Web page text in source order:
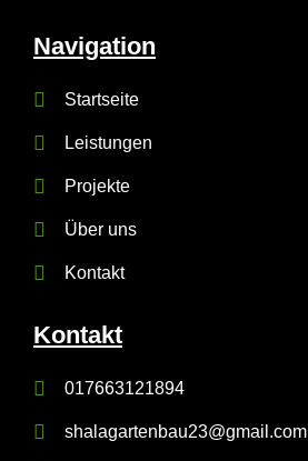
Navigation
Startseite
Leistungen
Projekte
Über uns
Kontakt
Kontakt
017663121894
shalagartenbau23@gmail.com